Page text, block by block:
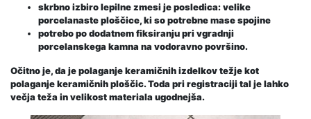
skrbno izbiro lepilne zmesi je posledica: velike
porcelanaste ploščice, ki so potrebne mase spojine
potrebo po dodatnem fiksiranju pri vgradnji
porcelanskega kamna na vodoravno površino.
Očitno je, da je polaganje keramičnih izdelkov težje kot
polaganje keramičnih ploščic. Toda pri registraciji tal je lahko
večja teža in velikost materiala ugodnejša.